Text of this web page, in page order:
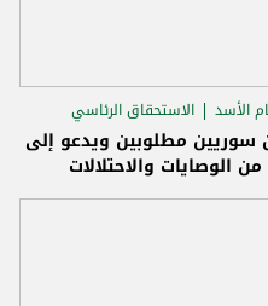
الأسد الاستحقاق الرئاسي
سوريين مطلوبين ويدعو إلى
الوصايات والاحتلالات